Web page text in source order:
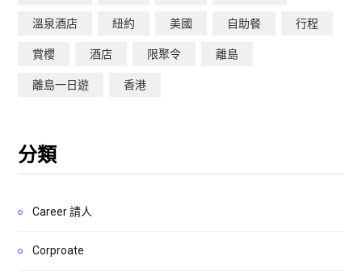
溫泉酒店 紐約 美國 自助餐 行程
賞櫻 酒店 限聚令 離島
離島一日遊 香港
分類
Career 請人
Corproate